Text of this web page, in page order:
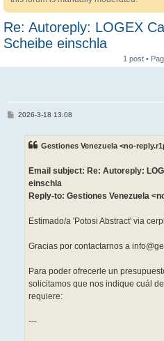
Re: Autoreply: LOGEX
Scheibe einschla
1 post •
P2026-3-18 13:08
Gestiones Venezuela <no-
Email subject: Re: Autoreply:
einschla
Reply-to: Gestiones Venezuela
Estimado/a 'Potosi Abstract' via
Gracias por contactarnos a
Para poder ofrecerle un
solicitamos que nos indique cuál
requiere:
---